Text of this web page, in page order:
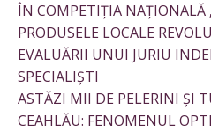
ÎN COMPETIȚIA NAȚIONALĂ
PRODUSELE LOCALE
EVALUĂRII UNUI JURIU
SPECIALIȘTI
ASTĂZI MII DE PELERINI ȘI
CEAHLĂU: FENOMENUL